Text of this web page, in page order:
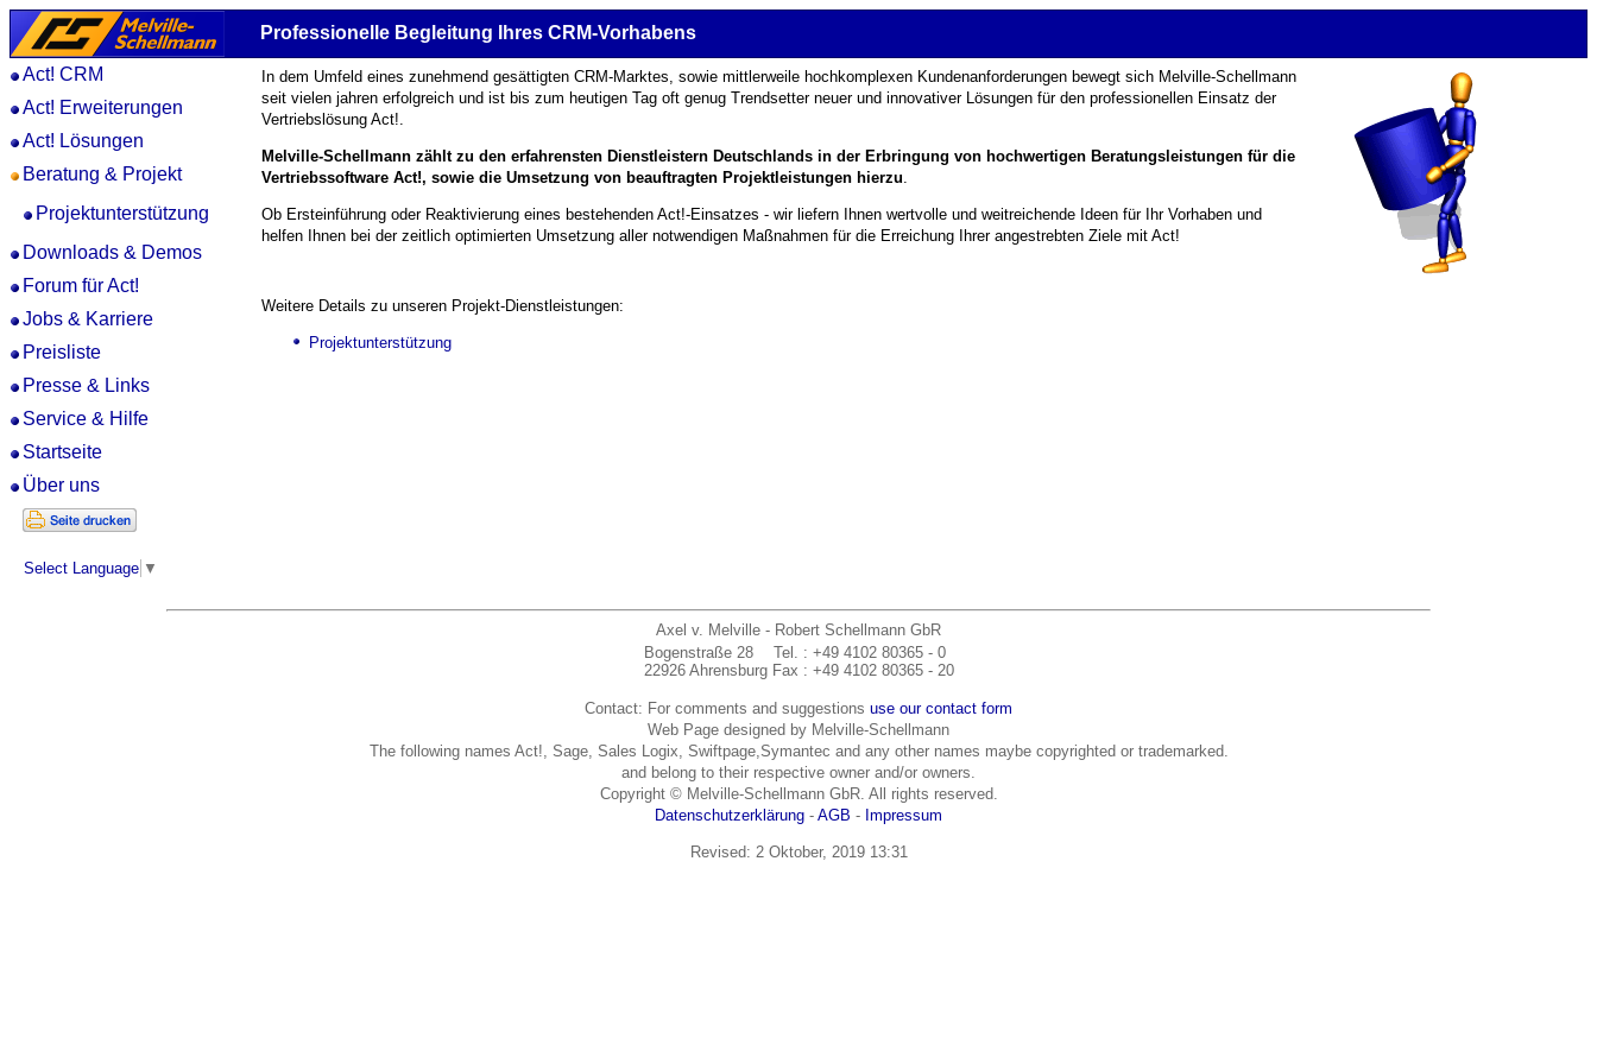
Professionelle Begleitung Ihres CRM-Vorhabens
Act! CRM
Act! Erweiterungen
Act! Lösungen
Beratung & Projekt
Projektunterstützung
Downloads & Demos
Forum für Act!
Jobs & Karriere
Preisliste
Presse & Links
Service & Hilfe
Startseite
Über uns
Select Language ▼
In dem Umfeld eines zunehmend gesättigten CRM-Marktes, sowie mittlerweile hoch­komplexen Kunden­anforderungen bewegt sich Melville-Schellmann
seit vielen jahren erfolgreich und ist bis zum heutigen Tag oft genug Trend­setter neuer und innovativer Lösungen für den professionellen Einsatz der
Vertriebs­lösung Act!.
Melville-Schellmann zählt zu den erfahrensten Dienstleistern Deutschlands in der Erbringung von hochwertigen Beratungs­leistungen für die
Vertriebs­software Act!, sowie die Umsetzung von beauftragten Projektleistungen hierzu
Ob Ersteinführung oder Reaktivierung eines bestehenden Act!-Einsatzes - wir liefern Ihnen wertvolle und weitreichende Ideen für Ihr Vorhaben und
helfen Ihnen bei der zeitlich optimierten Umsetzung aller notwendigen Maßnahmen für die Erreichung Ihrer angestrebten Ziele mit Act!
Weitere Details zu unseren Projekt-Dienstleistungen:
Projektunterstützung
Axel v. Melville - Robert Schellmann GbR
Bogenstraße 28
22926 Ahrensburg
Tel.
Fax
: +49 4102 80365 - 0
: +49 4102 80365 - 20
Contact: For comments and suggestions use our contact form
Web Page designed by Melville-Schellmann
The following names Act!, Sage, Sales Logix, Swiftpage,Symantec and any other names maybe copyrighted or trademarked.
and belong to their respective owner and/or owners.
Copyright © Melville-Schellmann GbR. All rights reserved.
Datenschutzerklärung - AGB - Impressum
Revised: 2 Oktober, 2019 13:31